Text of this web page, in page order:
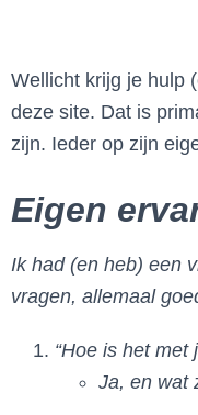
Wellicht krijg je hulp
deze site. Dat is
zijn. Ieder op zijn
Eigen
Ik had (en heb) een
vragen, allemaal
“Hoe is het met
Ja, en wat